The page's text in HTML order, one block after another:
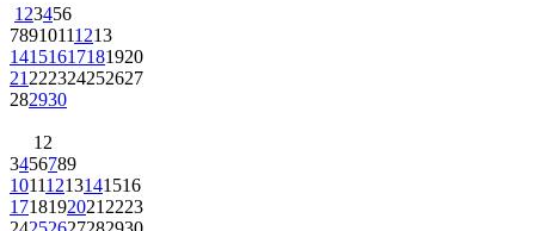
1 23456
78910111213
14151617181920
21 222324252627
282930
1 2
3456789
10111213141516
1718192021 2223